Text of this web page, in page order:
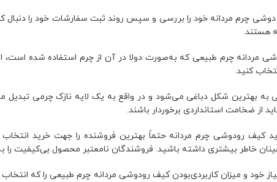
دوشی چرم مردانه خود را بررسی و سپس روند ثبت سفارشات خود را دنبال
هستند.
مردانه چرم طبیعی که به‌صورت دولا در آن از چرم استفاده شده است،
کنید.
به بهترین شکل دباغی می‌شود و در واقع به یک لایه نازک چرمی
از ضخامت استانداردی برخوردار باشند.
کیف رودوشی چرم مردانه حتماً بهترین فروشنده را جهت خرید
خاطر بیشتری داشته باشید. فروشندگان نامعتبر محصول بی‌کیفیت
خود و میزان کاربردی‌بودن کیف رودوشی مردانه چرم طبیعی را که انتخاب